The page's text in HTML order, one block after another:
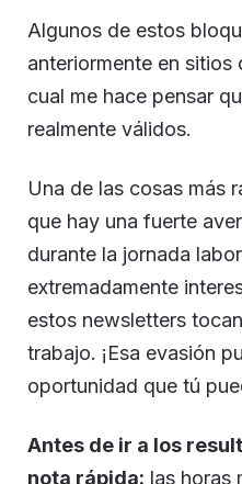
Algunos de estos
anteriormente en sitios
cual me hace pensar
realmente válidos.
Una de las cosas más
que hay una fuerte
durante la jornada
extremadamente
estos newsletters
trabajo. ¡Esa evasión
oportunidad que tú
Antes de ir a los
nota rápida: las horas